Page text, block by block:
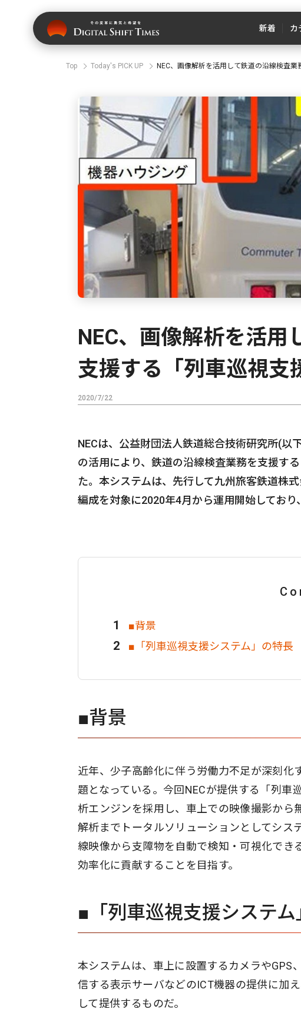
新着 カ
Top Today's PICK UP NEC、画像解析を活用して鉄道の沿線検査
NEC、画像解析を活用
支援する「列車巡視支
2020/7/22
NECは、公益財団法人鉄道総合技術研究所(以
の活用により、鉄道の沿線検査業務を支援す
た。本システムは、先行して九州旅客鉄道株
編成を対象に2020年4月から運用開始しており
■背景
■「列車巡視支援システム」の特長
■背景
近年、少子高齢化に伴う労働力不足が深刻
題となっている。今回NECが提供する「列車
析エンジンを採用し、車上での映像撮影から
解析までトータルソリューションとしてシス
線映像から支障物を自動で検知・可視化で
効率化に貢献することを目指す。
■「列車巡視支援システ
本システムは、車上に設置するカメラや
信する表示サーバなどのICT機器の提供に加
して提供するものだ。